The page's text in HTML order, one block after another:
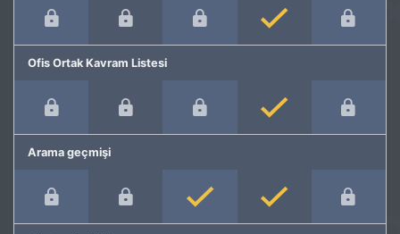
Ofis Ortak Kavram Listesi
Arama geçmişi